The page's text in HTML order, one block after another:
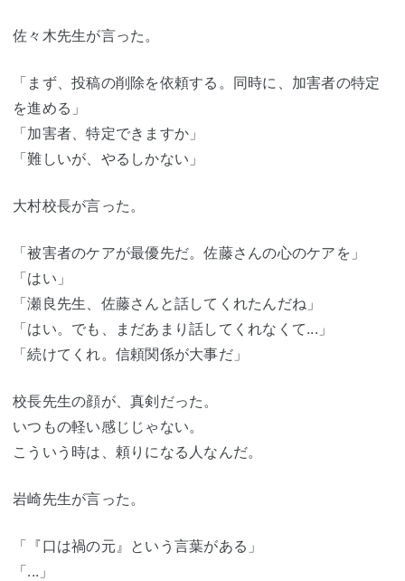
佐々木先生が言った。
「まず、投稿の削除を依頼する。同時に、加害者の特定
を進める」
「加害者、特定できますか」
「難しいが、やるしかない」
大村校長が言った。
「被害者のケアが最優先だ。佐藤さんの心のケアを」
「はい」
「瀬良先生、佐藤さんと話してくれたんだね」
「はい。でも、まだあまり話してくれなくて...」
「続けてくれ。信頼関係が大事だ」
校長先生の顔が、真剣だった。
いつもの軽い感じじゃない。
こういう時は、頼りになる人なんだ。
岩崎先生が言った。
「『口は禍の元』という言葉がある」
「...」